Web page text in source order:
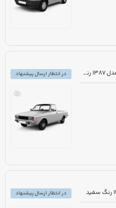
مزایده دولتی خودرو وانت پیکان 1600i مدل 1387 رنگ سفید
در انتظار ارسال پیشنهاد
در انتظار ارسال پیشنهاد